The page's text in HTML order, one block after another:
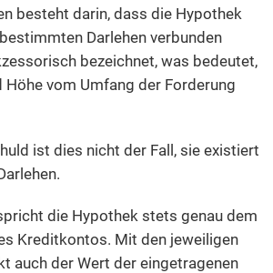
besteht darin, dass die Hypothek
Darlehen verbunden
bezeichnet, was bedeutet,
Höhe vom Umfang der Forderung
ist dies nicht der Fall, sie existiert
die Hypothek stets genau dem
Kreditkontos. Mit den jeweiligen
auch der Wert der eingetragenen